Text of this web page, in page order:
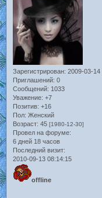
Зарегистрирован: 2009-03-14
Приглашений: 0
Сообщений: 1033
Уважение: +7
Позитив: +16
Пол: Женский
Возраст: 45 [1980-12-30]
Провел на форуме:
6 дней 18 часов
Последний визит:
2010-09-13 08:14:15
offline